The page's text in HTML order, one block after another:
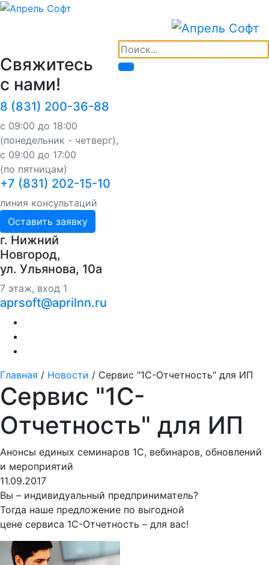
Свяжитесь
с нами!
8 (831) 200-36-88
с 09:00 до 18:00
(понедельник - четверг),
с 09:00 до 17:00
(по пятницам)
+7 (831) 202-15-10
линия консультаций
Оставить заявку
г. Нижний
Новгород,
ул. Ульянова, 10a
7 этаж, вход 1
aprsoft@aprilnn.ru
Главная / Новости / Сервис "1С-Отчетность" для ИП
Сервис "1С-
Отчетность" для ИП
Анонсы единых семинаров 1С, вебинаров, обновлений
и мероприятий
11.09.2017
Вы – индивидуальный предприниматель?
Тогда наше предложение по выгодной
цене сервиса 1С-Отчетность – для вас!